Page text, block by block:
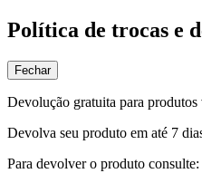
Política de trocas e
Fechar
Devolução gratuita para
Devolva seu produto em até 7
Para devolver o produto consulte: